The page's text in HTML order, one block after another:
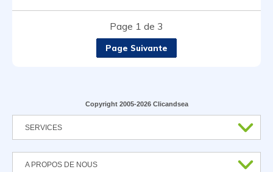
Page 1 de 3
Page Suivante
Copyright 2005-2026 Clicandsea
SERVICES
A PROPOS DE NOUS